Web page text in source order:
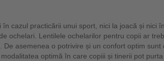
cazul practicării unui sport, nici la joacă și nici în
ochelari. Lentilele ochelarilor pentru copii ar
asemenea o potrivire și un confort optim sunt
optimă în care copiii și tinerii pot